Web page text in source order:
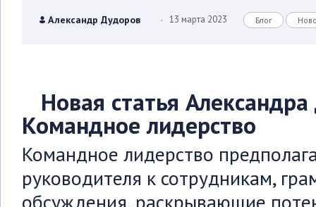
Александр Дудоров . 13 марта 2023 Блог
Новая статья
Командное лидерство
Командное лидерство
руководителя к сотрудникам,